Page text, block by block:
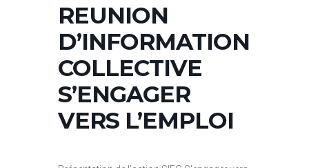
REUNION
D’INFORMATION
COLLECTIVE
S’ENGAGER
VERS L’EMPLOI